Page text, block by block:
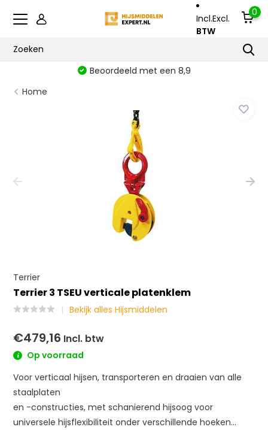
Incl.Excl.
BTW
0
Beoordeeld met een 8,9
Home
Terrier
Terrier 3 TSEU verticale platenklem
Bekijk alles Hijsmiddelen
€479,16 Incl. btw
Op voorraad
Voor verticaal hijsen, transporteren en draaien van alle
staalplaten
en -constructies, met schanierend hijsoog voor
universele hijsflexibiliteit onder verschillende hoeken...